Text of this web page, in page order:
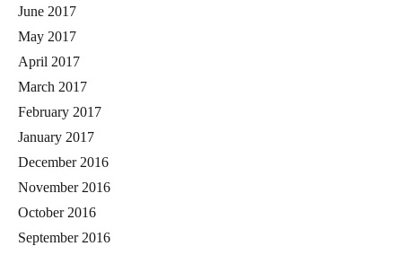
June 2017
May 2017
April 2017
March 2017
February 2017
January 2017
December 2016
November 2016
October 2016
September 2016